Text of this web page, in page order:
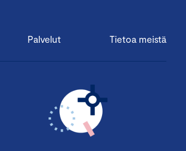
Palvelut Tietoa meistä